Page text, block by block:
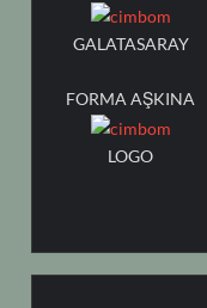
GALATASARAY
FORMA AŞKINA
LOGO